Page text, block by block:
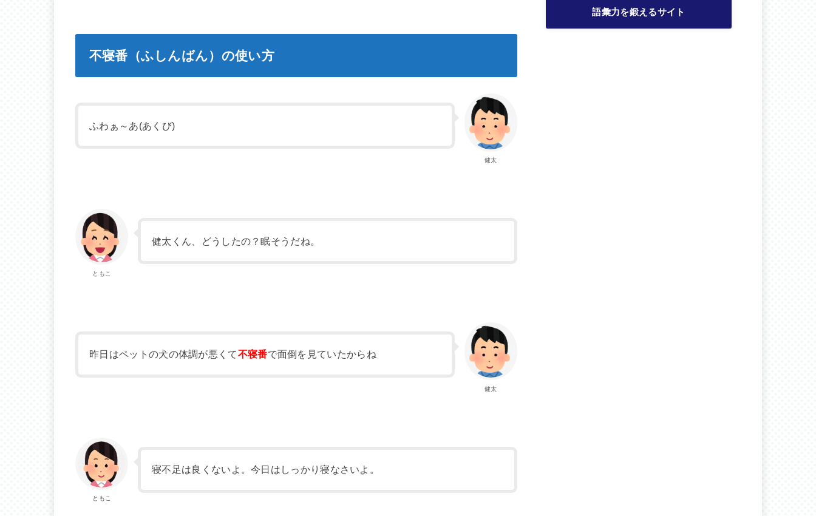
不寝番（ふしんばん）の使い方
健太
ふわぁ～あ(あくび)
ともこ
健太くん、どうしたの？眠そうだね。
健太
昨日はペットの犬の体調が悪くて不寝番で面倒を見ていたからね
ともこ
寝不足は良くないよ。今日はしっかり寝なさいよ。
語彙力を鍛えるサイト